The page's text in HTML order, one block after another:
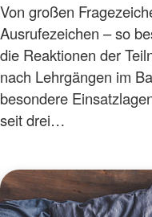
Von großen
Ausrufezeichen – so
die Reaktionen der
nach Lehrgängen im
besondere
seit drei…